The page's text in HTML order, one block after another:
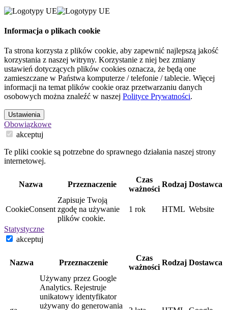
Informacja o plikach cookie
Ta strona korzysta z plików cookie, aby zapewnić najlepszą jakość
korzystania z naszej witryny. Korzystanie z niej bez zmiany
ustawień dotyczących plików cookies oznacza, że będą one
zamieszczane w Państwa komputerze / telefonie / tablecie. Więcej
informacji na temat plików cookie oraz przetwarzaniu danych
osobowych można znaleźć w naszej Polityce Prywatności.
Ustawienia
Obowiązkowe
akceptuj
Te pliki cookie są potrzebne do sprawnego działania naszej strony
internetowej.
Nazwa Przeznaczenie
Czas
ważności
Rodzaj Dostawca
CookieConsent
Zapisuje Twoją
zgodę na używanie
plików cookie.
1 rok HTML Website
Statystyczne
akceptuj
Nazwa Przeznaczenie
Czas
ważności
Rodzaj Dostawca
Używany przez Google
Analytics. Rejestruje
unikatowy identyfikator
używany do generowania